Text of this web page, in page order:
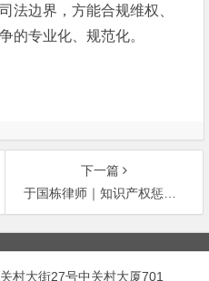
法边界，方能合规维权、
的专业化、规范化。
下一篇
于国栋律师｜知识产权惩罚性赔偿新规深度解读（2026版）
村大街27号中关村大厦701